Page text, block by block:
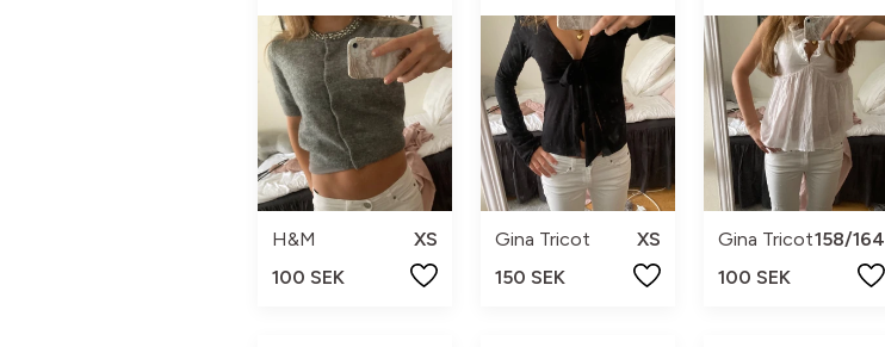
H&M
XS
100 SEK
Gina Tricot
XS
150 SEK
Gina Tricot158/164
100 SEK